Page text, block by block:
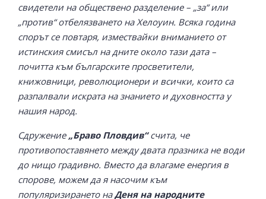
свидетели на обществено разделение – „за“ или
„против“ отбелязването на Хелоуин. Всяка година
спорът се повтаря, измествайки вниманието от
истинския смисъл на дните около тази дата –
почитта към българските просветители,
книжовници, революционери и всички, които са
разпалвали искрата на знанието и духовността у
нашия народ.
Сдружение „Браво Пловдив“счита, че
противопоставянето между двата празника не води
до нищо градивно. Вместо да влагаме енергия в
спорове, можем да я насочим към
популяризирането наДеня на народните